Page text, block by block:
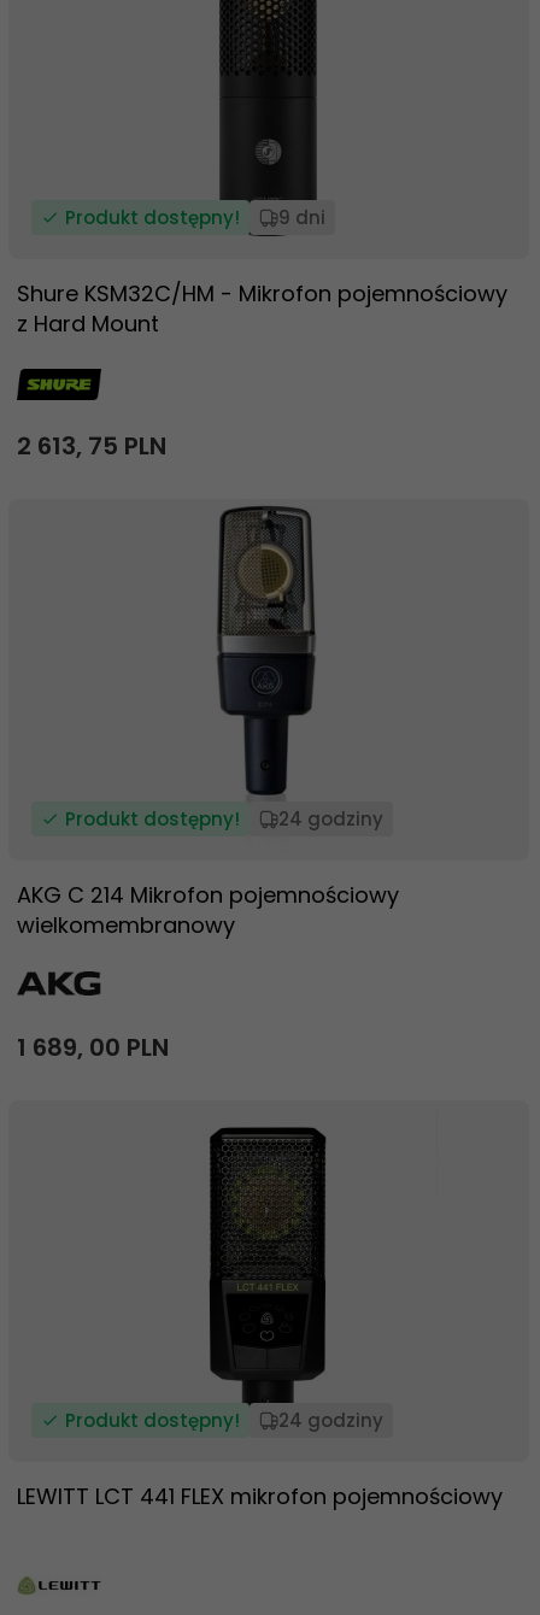
Produkt dostępny! 9 dni
Shure KSM32C/HM - Mikrofon pojemnościowy
z Hard Mount
2 613, 75 PLN
Produkt dostępny! 24 godziny
AKG C 214 Mikrofon pojemnościowy
wielkomembranowy
1 689, 00 PLN
Produkt dostępny! 24 godziny
LEWITT LCT 441 FLEX mikrofon pojemnościowy